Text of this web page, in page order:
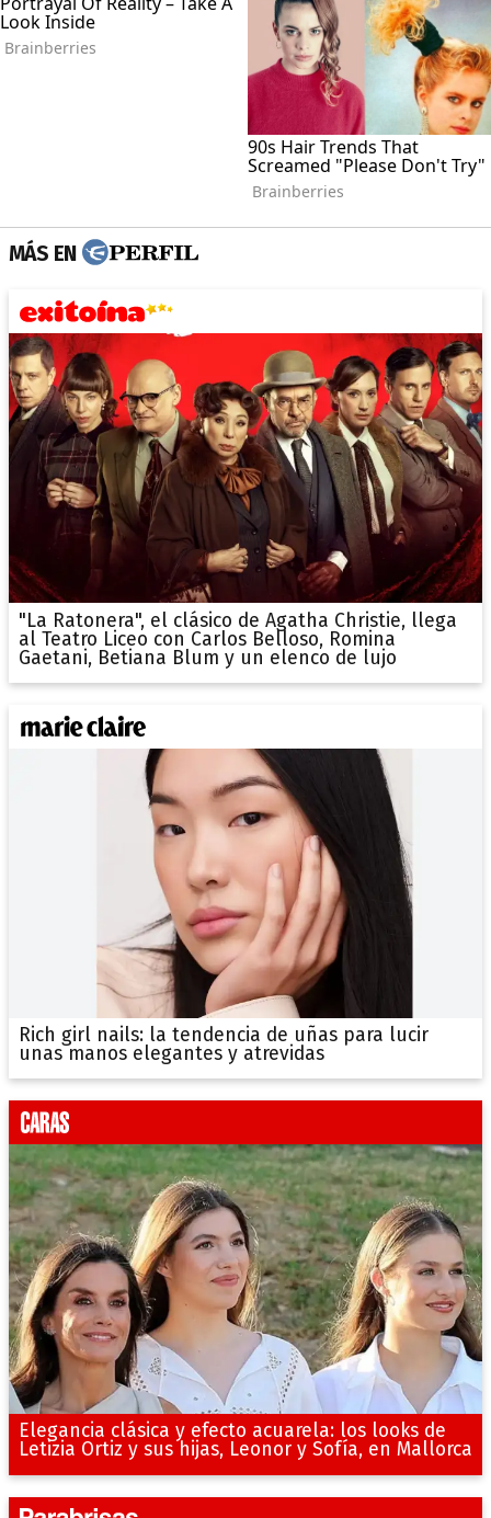
MÁS EN
"La Ratonera", el clásico de Agatha Christie, llega
al Teatro Liceo con Carlos Belloso, Romina
Gaetani, Betiana Blum y un elenco de lujo
Rich girl nails: la tendencia de uñas para lucir
unas manos elegantes y atrevidas
Elegancia clásica y efecto acuarela: los looks de
Letizia Ortiz y sus hijas, Leonor y Sofía, en Mallorca